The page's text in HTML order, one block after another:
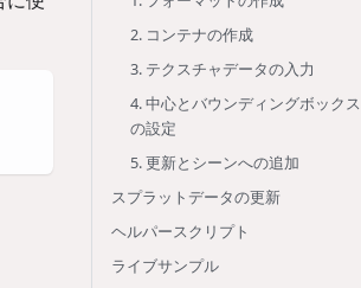
2. コンテナの作成
3. テクスチャデータの入力
4. 中心とバウンディングボックス
の設定
5. 更新とシーンへの追加
スプラットデータの更新
ヘルパースクリプト
ライブサンプル